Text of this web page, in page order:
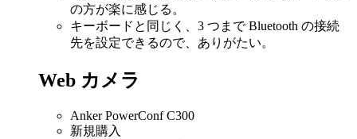
の方が楽に感じる。
キーボードと同じく、3 つまで Bluetooth の接続
先を設定できるので、ありがたい。
Web カメラ
Anker PowerConf C300
新規購入